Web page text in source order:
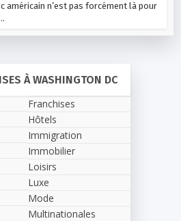
américain n’est pas forcément là pour
À WASHINGTON DC
Franchises
Hôtels
Immigration
Immobilier
Loisirs
Luxe
Mode
Multinationales